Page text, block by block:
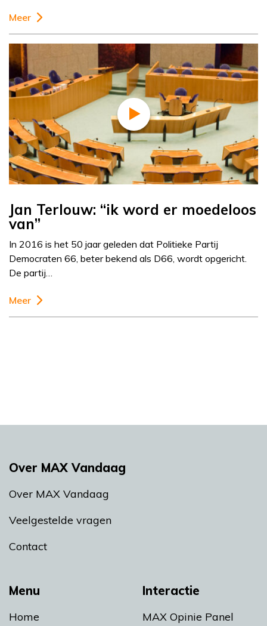
Meer
Jan Terlouw: “ik word er moedeloos
van”
In 2016 is het 50 jaar geleden dat Politieke Partij
Democraten 66, beter bekend als D66, wordt opgericht.
De partij…
Meer
Menu
Home
Interactie
MAX Opinie Panel
Over MAX Vandaag
Over MAX Vandaag
Veelgestelde vragen
Contact